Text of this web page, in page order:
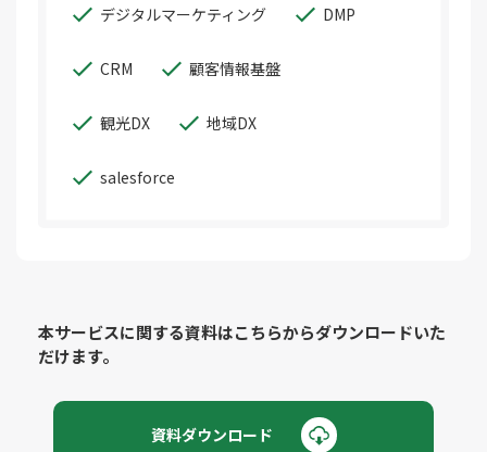
デジタルマーケティング DMP
CRM 顧客情報基盤
観光DX 地域DX
salesforce
本サービスに関する資料はこちらからダウンロードいた
だけます。
資料ダウンロード